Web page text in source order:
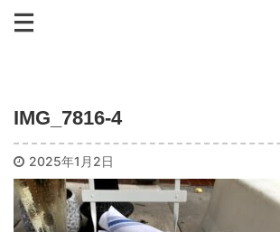
IMG_7816-4
2025年1月2日